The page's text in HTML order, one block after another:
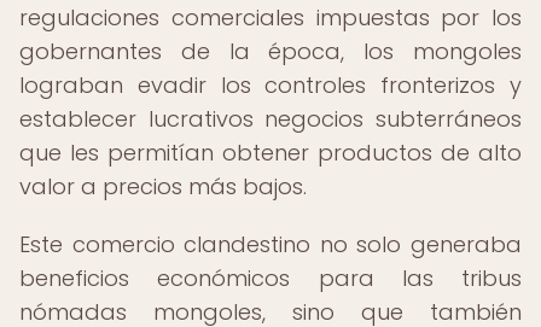
regulaciones comerciales impuestas por los
gobernantes de la época, los mongoles
lograban evadir los controles fronterizos y
establecer lucrativos negocios subterráneos
que les permitían obtener productos de alto
valor a precios más bajos.
Este comercio clandestino no solo generaba
beneficios económicos para las tribus
nómadas mongoles, sino que también